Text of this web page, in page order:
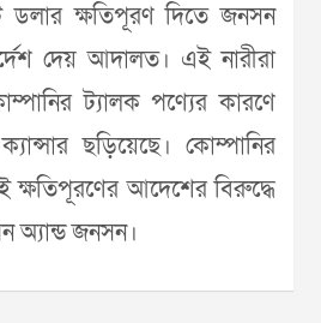
ডলার ক্ষতিপূরণ দিতে জনসন
দেয় আদালত। এই নারীরা
ট্যালক পণ্যের কারণে
ছড়িয়েছে। কোম্পানির
ক্ষতিপূরণের আদেশের বিরুদ্ধে
জনসন।